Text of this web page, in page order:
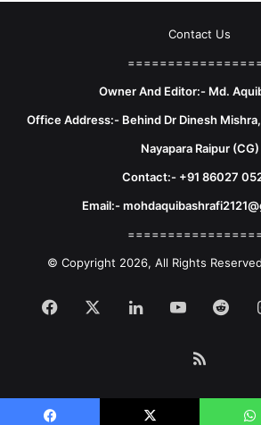
Contact Us
Owner And Editor:- Md.
Office Address:- Behind Dr Dinesh
Nayapara Raipur (CG)
Contact:- +91 86027
Email:-
© Copyright 2026, All Rights
Facebook LinkedInYouTube
RSS